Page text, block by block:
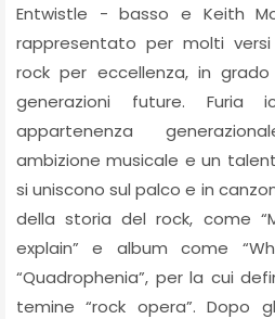
Entwistle - basso e Keith
rappresentato per molti
rock per eccellenza, in
generazioni future. Furia
appartenenza
ambizione musicale e un
si uniscono sul palco e in
della storia del rock, come
explain” e album come
“Quadrophenia”, per la cui
temine “rock opera”. Dopo